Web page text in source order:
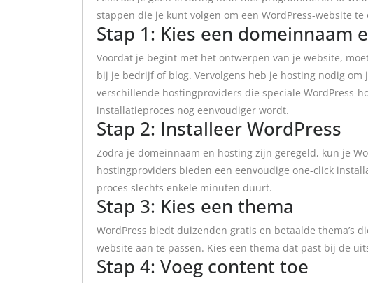
stappen die je kunt volgen om een WordPress-website te
Stap 1: Kies een domeinnaam
Voordat je begint met het ontwerpen van je website,
bij je bedrijf of blog. Vervolgens heb je hosting nodig om
verschillende hostingproviders die speciale WordPress-
installatieproces nog eenvoudiger wordt.
Stap 2: Installeer WordPress
Zodra je domeinnaam en hosting zijn geregeld, kun je
hostingproviders bieden een eenvoudige one-click
proces slechts enkele minuten duurt.
Stap 3: Kies een thema
WordPress biedt duizenden gratis en betaalde thema’s
website aan te passen. Kies een thema dat past bij de
Stap 4: Voeg content toe